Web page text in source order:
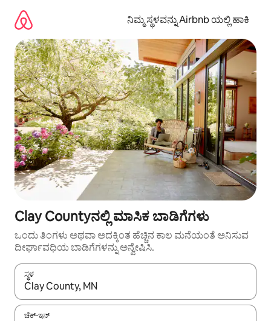
ಹೋಗಿ
ನಿಮ್ಮ ಸ್ಥಳವನ್ನು Airbnb ಯಲ್ಲಿ ಹಾಕಿ
Clay Countyನಲ್ಲಿ ಮಾಸಿಕ ಬಾಡಿಗೆಗಳು
ಒಂದು ತಿಂಗಳು ಅಥವಾ ಅದಕ್ಕಿಂತ ಹೆಚ್ಚಿನ ಕಾಲ ಮನೆಯಂತೆ ಅನಿಸುವ
ದೀರ್ಘಾವಧಿಯ ಬಾಡಿಗೆಗಳನ್ನು ಅನ್ವೇಷಿಸಿ.
ಸ್ಥಳ
ಫಲಿತಾಂಶಗಳು ಲಭ್ಯವಿರುವಾಗ, ಅಪ್ ಮತ್ತು ಡೌನ್ ಬಾಣದ ಕೀಲಿಗಳೊಂದಿಗೆ
ಚೆಕ್-ಇನ್